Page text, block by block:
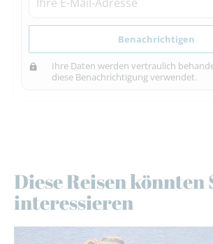
Benachrichtigen
Ihre Daten werden vertraulich
diese Benachrichtigung verwendet.
Diese Reisen könnten
interessieren